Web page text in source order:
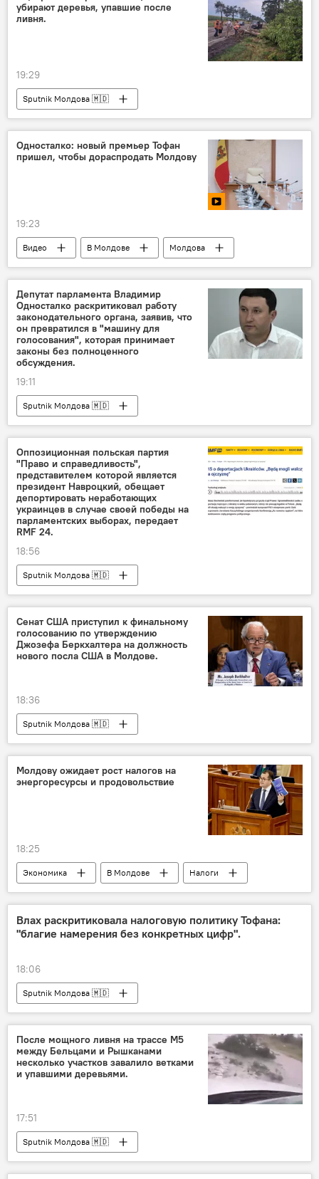
убирают деревья, упавшие после
ливня.
19:29
Sputnik Молдова 🇲🇩
Односталко: новый премьер Тофан
пришел, чтобы дораспродать Молдову
19:23
Видео В Молдове
Молдова
Владимир Односталко
Депутат парламента Владимир
Односталко раскритиковал работу
законодательного органа, заявив, что
он превратился в "машину для
голосования", которая принимает
законы без полноценного
обсуждения.
19:11
Sputnik Молдова 🇲🇩
Оппозиционная польская партия
"Право и справедливость",
представителем которой является
президент Навроцкий, обещает
депортировать неработающих
украинцев в случае своей победы на
парламентских выборах, передает
RMF 24.
18:56
Sputnik Молдова 🇲🇩
Сенат США приступил к финальному
голосованию по утверждению
Джозефа Беркхалтера на должность
нового посла США в Молдове.
18:36
Sputnik Молдова 🇲🇩
Молдову ожидает рост налогов на
энергоресурсы и продовольствие
18:25
Экономика В Молдове
Налоги
банки Молдовы
НДС
экспорт
Влах раскритиковала налоговую политику Тофана:
"благие намерения без конкретных цифр".
18:06
Sputnik Молдова 🇲🇩
После мощного ливня на трассе М5
между Бельцами и Рышканами
несколько участков завалило ветками
и упавшими деревьями.
17:51
Sputnik Молдова 🇲🇩